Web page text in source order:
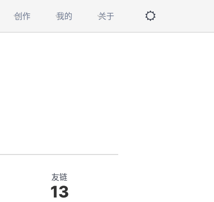
创作 我的 关于
友链
13